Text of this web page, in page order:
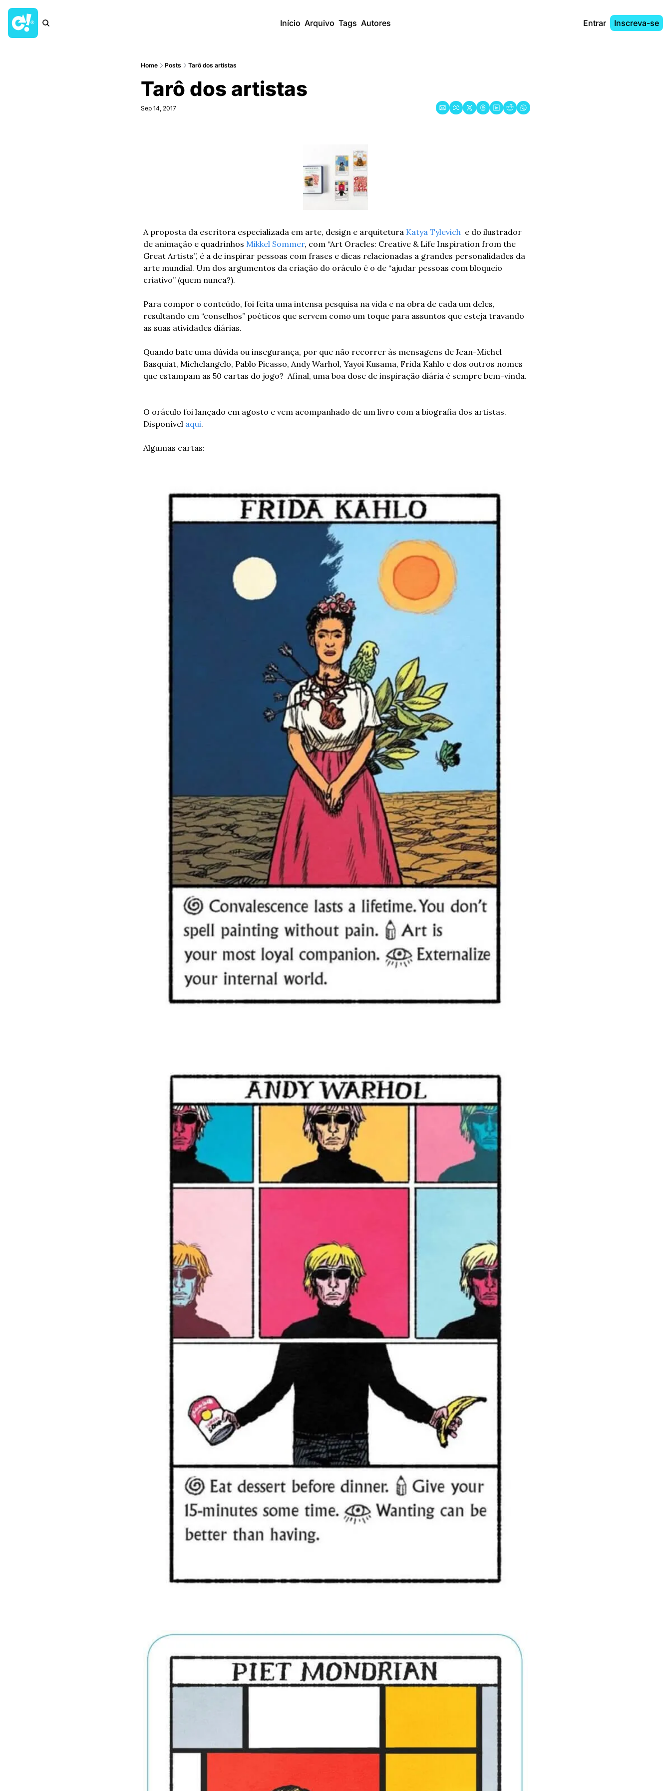
Início Arquivo Tags Autores Entrar Inscreva-se
Home Posts Tarô dos artistas
Tarô dos artistas
Sep 14, 2017
A proposta da escritora especializada em arte, design e arquitetura Katya Tylevich e do ilustrador
de animação e quadrinhos Mikkel Sommer, com “Art Oracles: Creative & Life Inspiration from the
Great Artists”, é a de inspirar pessoas com frases e dicas relacionadas a grandes personalidades da
arte mundial. Um dos argumentos da criação do oráculo é o de “ajudar pessoas com bloqueio
criativo” (quem nunca?).
Para compor o conteúdo, foi feita uma intensa pesquisa na vida e na obra de cada um deles,
resultando em “conselhos” poéticos que servem como um toque para assuntos que esteja travando
as suas atividades diárias.
Quando bate uma dúvida ou insegurança, por que não recorrer às mensagens de Jean-Michel
Basquiat, Michelangelo, Pablo Picasso, Andy Warhol, Yayoi Kusama, Frida Kahlo e dos outros nomes
que estampam as 50 cartas do jogo?  Afinal, uma boa dose de inspiração diária é sempre bem-vinda.
O oráculo foi lançado em agosto e vem acompanhado de um livro com a biografia dos artistas.
Disponível aqui.
Algumas cartas: